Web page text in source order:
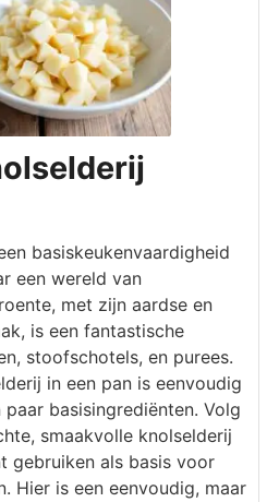
basiskeukenvaardigheid
een wereld van
met zijn aardse en
is een fantastische
stoofschotels, en purees.
in een pan is eenvoudig
basisingrediënten. Volg
smaakvolle knolselderij
gebruiken als basis voor
Hier is een eenvoudig, maar